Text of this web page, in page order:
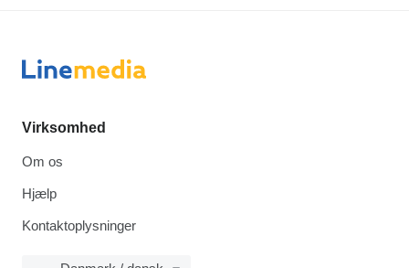
Virksomhed
Om os
Hjælp
Kontaktoplysninger